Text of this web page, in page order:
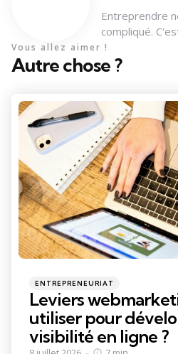
Entreprendre
compliqué.
Autre chose ?
Vous allez aimer !
Categories
Posted
in
ENTREPRENEURIAT
Leviers
utiliser pour
visibilité en ligne ?